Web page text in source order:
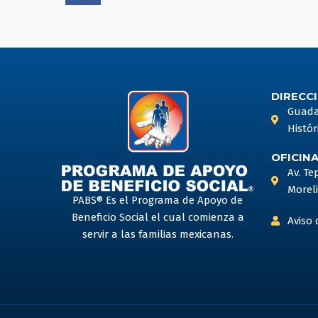
b
PABS® Es el Programa de Apoyo de
Beneficio Social el cual comienza a
servir a las familias mexicanas.
Av.
Aviso